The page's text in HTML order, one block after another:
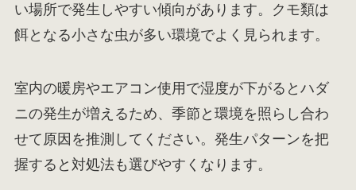
い場所で発生しやすい傾向があります。クモ類は
餌となる小さな虫が多い環境でよく見られます。
室内の暖房やエアコン使用で湿度が下がるとハダ
ニの発生が増えるため、季節と環境を照らし合わ
せて原因を推測してください。発生パターンを把
握すると対処法も選びやすくなります。